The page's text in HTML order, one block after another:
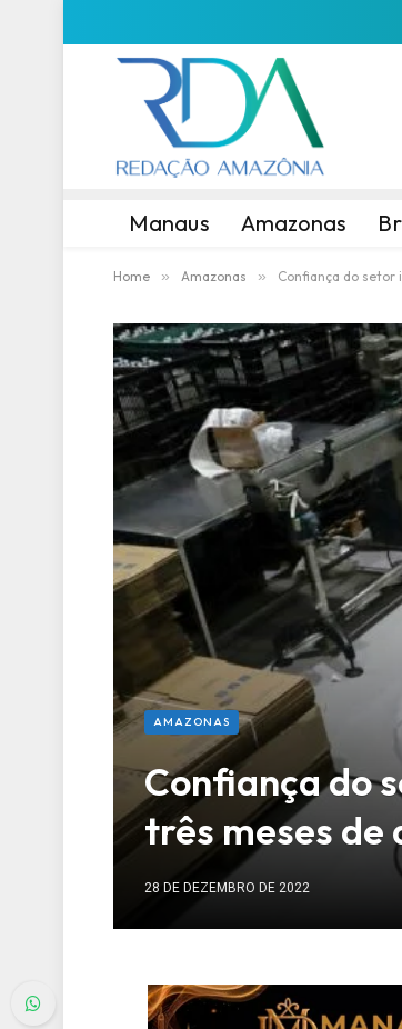
Manaus Amazonas
Home » Amazonas » Confiança do setor
AMAZONAS
Confiança do
três meses de
28 DE DEZEMBRO DE 2022